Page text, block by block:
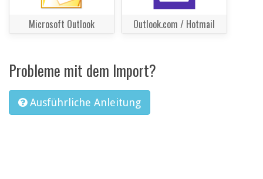
Microsoft Outlook Outlook.com / Hotmail
Probleme mit dem Import?
Ausführliche Anleitung